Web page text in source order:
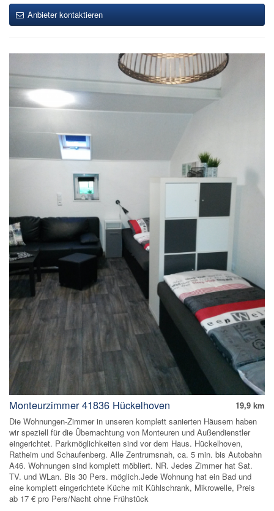
Anbieter kontaktieren
19,9 km
Monteurzimmer 41836 Hückelhoven
Die Wohnungen-Zimmer in unseren komplett sanierten Häusern haben
wir speziell für die Übernachtung von Monteuren und Außendienstler
eingerichtet. Parkmöglichkeiten sind vor dem Haus. Hückelhoven,
Ratheim und Schaufenberg. Alle Zentrumsnah, ca. 5 min. bis Autobahn
A46. Wohnungen sind komplett möbliert. NR. Jedes Zimmer hat Sat.
TV. und WLan. Bis 30 Pers. möglich.Jede Wohnung hat ein Bad und
eine komplett eingerichtete Küche mit Kühlschrank, Mikrowelle, Preis
ab 17 € pro Pers/Nacht ohne Frühstück